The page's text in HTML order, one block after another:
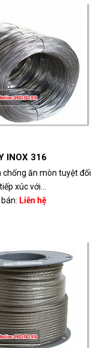
INOX 316
chống ăn mòn tuyệt đối
xúc với...
Liên hệ